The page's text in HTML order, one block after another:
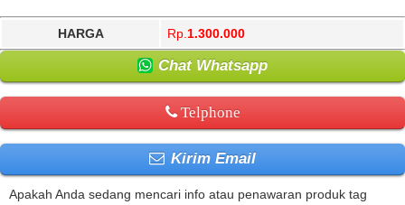
HARGA Rp. 1.300.000
Chat Whatsapp
Telphone
Kirim Email
Apakah Anda sedang mencari info atau penawaran produk tag